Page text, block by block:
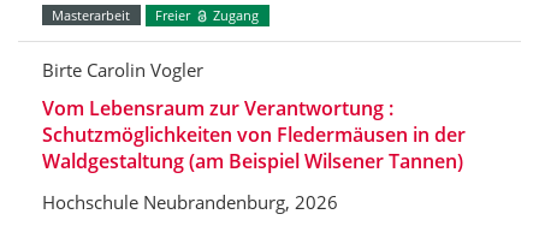
Masterarbeit Freier Zugang
Birte Carolin Vogler
Vom Lebensraum zur Verantwortung :
Schutzmöglichkeiten von Fledermäusen in der
Waldgestaltung (am Beispiel Wilsener Tannen)
Hochschule Neubrandenburg, 2026